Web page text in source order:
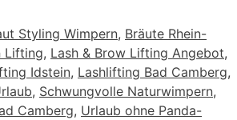
Styling Wimpern, Bräute Rhein-
Lifting, Lash & Brow Lifting Angebot,
Idstein, Lashlifting Bad Camberg,
, Schwungvolle Naturwimpern,
Camberg, Urlaub ohne Panda-